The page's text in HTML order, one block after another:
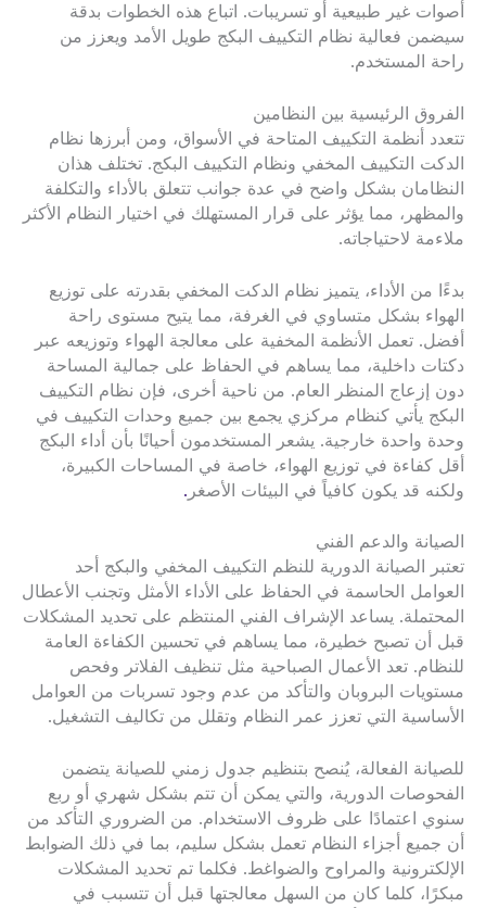
أصوات غير طبيعية أو تسريبات. اتباع هذه الخطوات بدقة
سيضمن فعالية نظام التكييف البكج طويل الأمد ويعزز من
راحة المستخدم.
الفروق الرئيسية بين النظامين
تتعدد أنظمة التكييف المتاحة في الأسواق، ومن أبرزها نظام
الدكت التكييف المخفي ونظام التكييف البكج. تختلف هذان
النظامان بشكل واضح في عدة جوانب تتعلق بالأداء والتكلفة
والمظهر، مما يؤثر على قرار المستهلك في اختيار النظام الأكثر
ملاءمة لاحتياجاته.
بدءًا من الأداء، يتميز نظام الدكت المخفي بقدرته على توزيع
الهواء بشكل متساوي في الغرفة، مما يتيح مستوى راحة
أفضل. تعمل الأنظمة المخفية على معالجة الهواء وتوزيعه عبر
دكتات داخلية، مما يساهم في الحفاظ على جمالية المساحة
دون إزعاج المنظر العام. من ناحية أخرى، فإن نظام التكييف
البكج يأتي كنظام مركزي يجمع بين جميع وحدات التكييف في
وحدة واحدة خارجية. يشعر المستخدمون أحيانًا بأن أداء البكج
أقل كفاءة في توزيع الهواء، خاصة في المساحات الكبيرة،
ولكنه قد يكون كافياً في البيئات الأصغر .
الصيانة والدعم الفني
تعتبر الصيانة الدورية للنظم التكييف المخفي والبكج أحد
العوامل الحاسمة في الحفاظ على الأداء الأمثل وتجنب الأعطال
المحتملة. يساعد الإشراف الفني المنتظم على تحديد المشكلات
قبل أن تصبح خطيرة، مما يساهم في تحسين الكفاءة العامة
للنظام. تعد الأعمال الصباحية مثل تنظيف الفلاتر وفحص
مستويات البروبان والتأكد من عدم وجود تسربات من العوامل
الأساسية التي تعزز عمر النظام وتقلل من تكاليف التشغيل.
للصيانة الفعالة، يُنصح بتنظيم جدول زمني للصيانة يتضمن
الفحوصات الدورية، والتي يمكن أن تتم بشكل شهري أو ربع
سنوي اعتمادًا على ظروف الاستخدام. من الضروري التأكد من
أن جميع أجزاء النظام تعمل بشكل سليم، بما في ذلك الضوابط
الإلكترونية والمراوح والضواغط. فكلما تم تحديد المشكلات
مبكرًا، كلما كان من السهل معالجتها قبل أن تتسبب في